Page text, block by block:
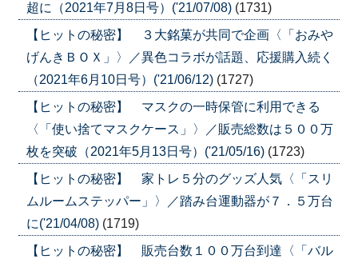
超に（2021年7月8日号）('21/07/08) (1731)
【ヒットの秘密】 ３大銘菓が共同で企画〈「おみや
げんきＢＯＸ」〉／異色コラボが話題、応援購入続く
（2021年6月10日号）('21/06/12) (1727)
【ヒットの秘密】 マスクの一時保管に利用できる
〈「使い捨てマスクケース」〉／販売総数は５００万
枚を突破（2021年5月13日号）('21/05/16) (1723)
【ヒットの秘密】 家トレ５分のグッズ人気〈「スリ
ムルームステッパー」〉／踏み台運動器が７．５万台
に('21/04/08) (1719)
【ヒットの秘密】 販売台数１００万台到達〈「バル